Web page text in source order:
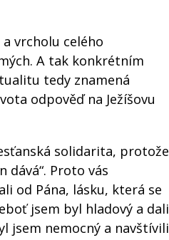
vrcholu celého
A tak konkrétním
tedy znamená
odpověď na Ježíšovu
solidarita, protože
Proto vás
od Pána, lásku, která se
jsem byl hladový a dali
jsem nemocný a navštívili